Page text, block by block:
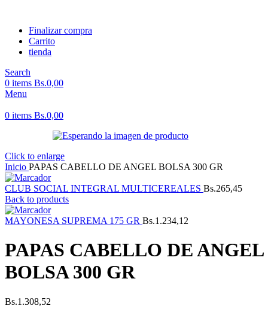
Finalizar compra
Carrito
tienda
Search
0 items Bs.0,00
Menu
0 items Bs.0,00
Click to enlarge
Inicio PAPAS CABELLO DE ANGEL BOLSA 300 GR
CLUB SOCIAL INTEGRAL MULTICEREALES Bs.265,45
Back to products
MAYONESA SUPREMA 175 GR Bs.1.234,12
PAPAS CABELLO DE ANGEL
BOLSA 300 GR
Bs.1.308,52